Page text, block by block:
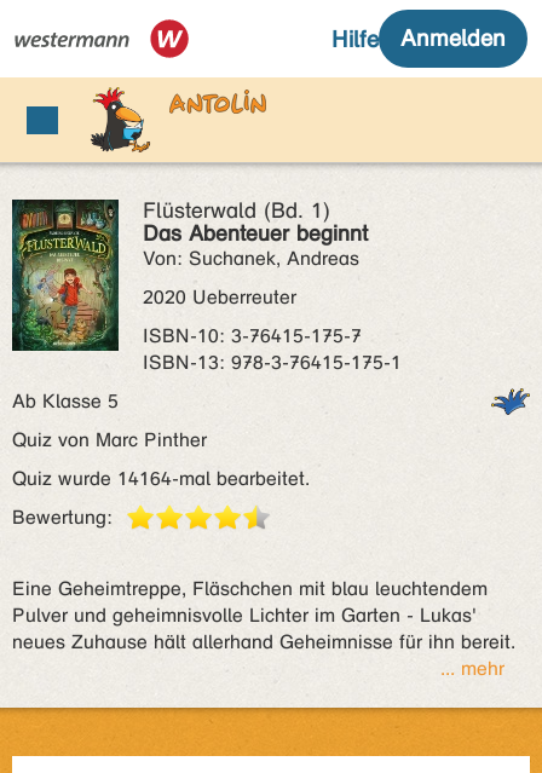
Flüsterwald (Bd. 1)
Das Abenteuer beginnt
Von: Suchanek, Andreas
2020 Ueberreuter
ISBN‑10: 3-76415-175-7
ISBN‑13: 978-3-76415-175-1
Ab Klasse 5
Quiz von Marc Pinther
Quiz wurde 14164-mal bearbeitet.
Bewertung:
Eine Geheimtreppe, Fläschchen mit blau leuchtendem
Pulver und geheimnisvolle Lichter im Garten - Lukas'
neues Zuhause hält allerhand Geheimnisse für ihn bereit.
... mehr